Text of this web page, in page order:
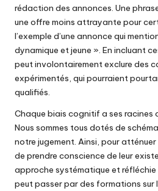
rédaction des annonces. Une
une offre moins attrayante pour
l’exemple d’une annonce qui
dynamique et jeune ». En incluant
peut involontairement exclure des
expérimentés, qui pourraient
qualifiés.
Chaque biais cognitif a ses racines
Nous sommes tous dotés de
notre jugement. Ainsi, pour
de prendre conscience de leur
approche systématique et réfléchie
peut passer par des formations sur